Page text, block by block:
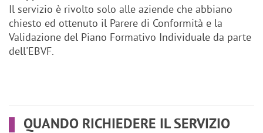
Il servizio è rivolto solo alle aziende che abbiano
chiesto ed ottenuto il Parere di Conformità e la
Validazione del Piano Formativo Individuale da parte
dell'EBVF.
QUANDO RICHIEDERE IL SERVIZIO